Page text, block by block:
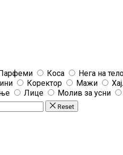
Парфеми Коса Нега на
Коректор Мажи
Лице Молив за усни
Reset